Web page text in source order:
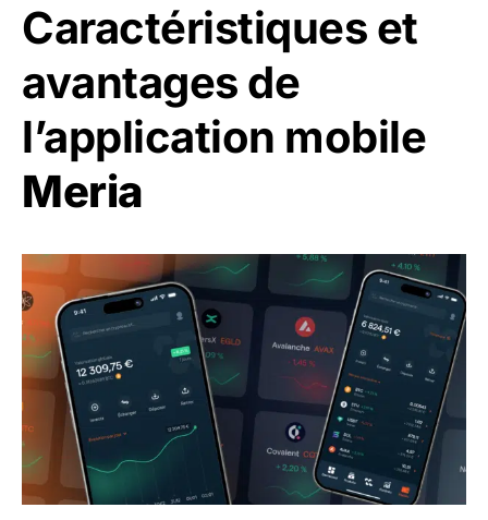
Caractéristiques et
avantages de
l’application mobile
Meria